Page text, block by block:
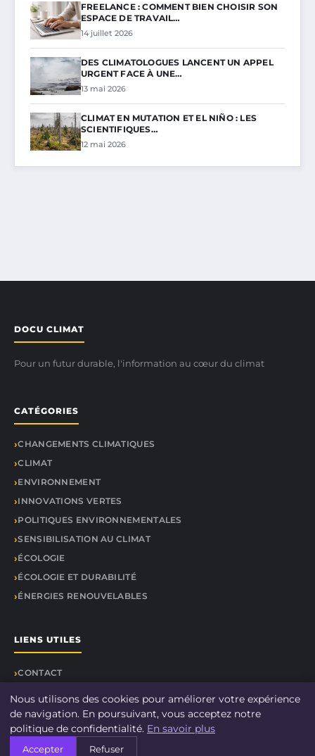
FREELANCE : COMMENT BIEN CHOISIR SON
ESPACE DE TRAVAIL…
14 juillet 2026
DES CLIMATOLOGUES LANCENT UN APPEL
URGENT FACE À UNE…
13 mai 2026
CLIMAT EN MUTATION ET EL NIÑO : LES
SCIENTIFIQUES…
12 mai 2026
DOCU CLIMAT
Pour un futur durable, l'information au cœur du climat
CATÉGORIES
CHANGEMENTS CLIMATIQUES
CLIMAT
ENVIRONNEMENT
INNOVATIONS VERTES
POLITIQUES ENVIRONNEMENTALES
SENSIBILISATION AU CLIMAT
ÉCOLOGIE
ÉCOLOGIE ET DURABILITÉ
ÉNERGIES RENOUVELABLES
LIENS UTILES
CONTACT
© 2026 DOCU CLIMAT. Tous droits réservés.
À propos
Mentions légales
Nous utilisons des cookies pour améliorer votre expérience
de navigation. En poursuivant, vous acceptez notre
politique de confidentialité. En savoir plus
Accepter Refuser